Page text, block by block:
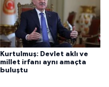
Kurtulmuş: Devlet aklı ve
millet irfanı aynı amaçta
buluştu